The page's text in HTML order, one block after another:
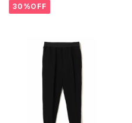
30%OFF